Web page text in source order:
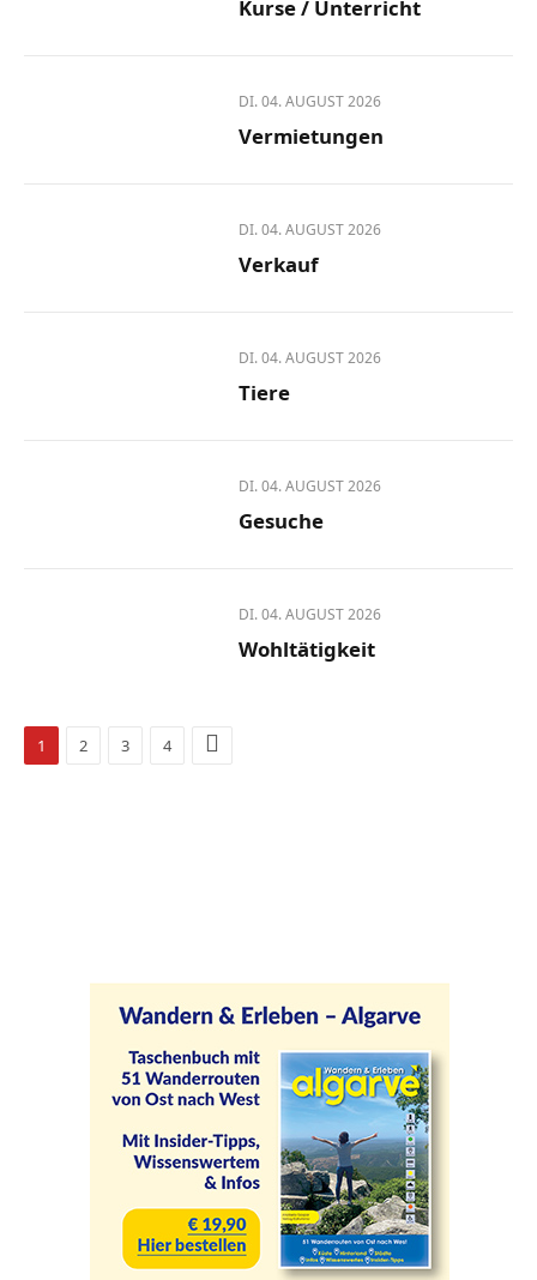
Kurse / Unterricht
DI. 04. AUGUST 2026
Vermietungen
DI. 04. AUGUST 2026
Verkauf
DI. 04. AUGUST 2026
Tiere
DI. 04. AUGUST 2026
Gesuche
DI. 04. AUGUST 2026
Wohltätigkeit
1 2 3 4 Weiter